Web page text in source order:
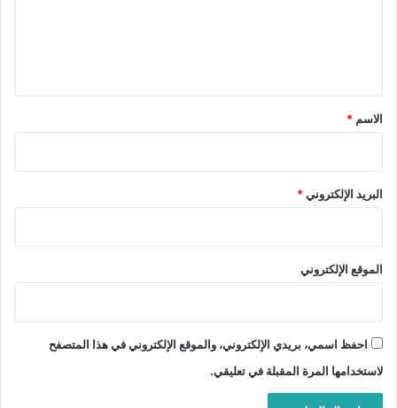
*
الاسم *
البريد الإلكتروني*
الموقع الإلكتروني
احفظ اسمي، بريدي الإلكتروني، والموقع الإلكتروني في هذا المتصفح
لاستخدامها المرة المقبلة في تعليقي.